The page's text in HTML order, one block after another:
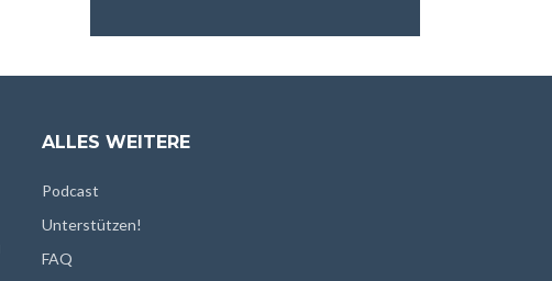
ALLES WEITERE
Podcast
Unterstützen!
FAQ